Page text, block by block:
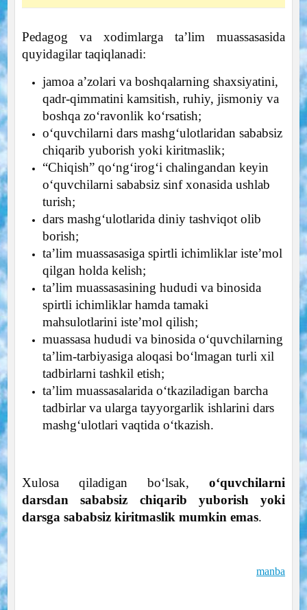
Pedagog va xodimlarga ta’lim muassasasida
quyidagilar taqiqlanadi:
jamoa a’zolari va boshqalarning shaxsiyatini,
qadr-qimmatini kamsitish, ruhiy, jismoniy va
boshqa zo‘ravonlik ko‘rsatish;
o‘quvchilarni dars mashg‘ulotlaridan sababsiz
chiqarib yuborish yoki kiritmaslik;
“Chiqish” qo‘ng‘irog‘i chalingandan keyin
o‘quvchilarni sababsiz sinf xonasida ushlab
turish;
dars mashg‘ulotlarida diniy tashviqot olib
borish;
ta’lim muassasasiga spirtli ichimliklar iste’mol
qilgan holda kelish;
ta’lim muassasasining hududi va binosida
spirtli ichimliklar hamda tamaki
mahsulotlarini iste’mol qilish;
muassasa hududi va binosida o‘quvchilarning
ta’lim-tarbiyasiga aloqasi bo‘lmagan turli xil
tadbirlarni tashkil etish;
ta’lim muassasalarida o‘tkaziladigan barcha
tadbirlar va ularga tayyorgarlik ishlarini dars
mashg‘ulotlari vaqtida o‘tkazish.
Xulosa qiladigan bo‘lsak,o‘quvchilarni
darsdan sababsiz chiqarib yuborish yoki
darsga sababsiz kiritmaslik mumkin emas.
manba